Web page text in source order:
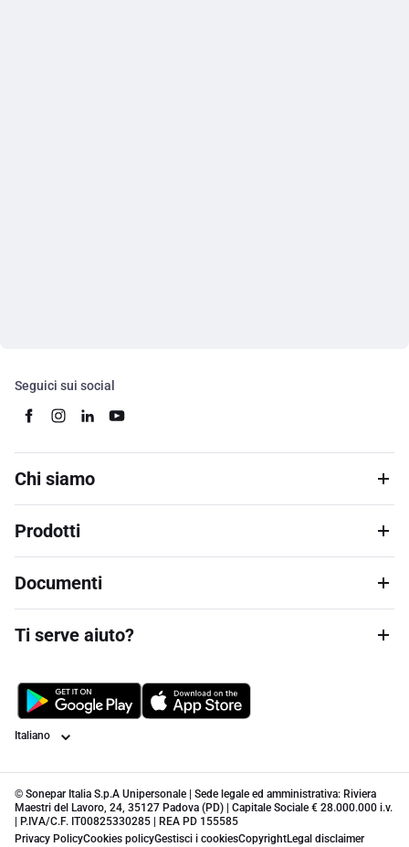
Seguici sui social
Chi siamo
Prodotti
Documenti
Ti serve aiuto?
Lingua
© Sonepar Italia S.p.A Unipersonale | Sede legale ed amministrativa: Riviera
Maestri del Lavoro, 24, 35127 Padova (PD) | Capitale Sociale € 28.000.000 i.v.
| P.IVA/C.F. IT00825330285 | REA PD 155585
Privacy PolicyCookies policyGestisci i cookiesCopyrightLegal disclaimer